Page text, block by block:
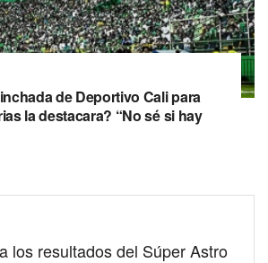
de Deportivo Cali para
la destacara? “No sé si hay
los resultados del Súper Astro